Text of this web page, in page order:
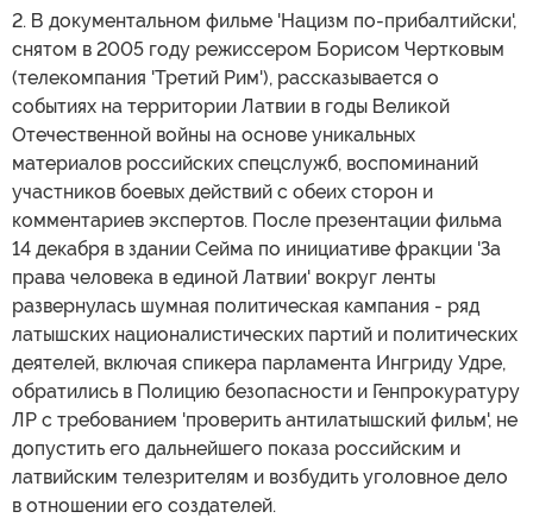
2. В документальном фильме 'Нацизм по-прибалтийски',
снятом в 2005 году режиссером Борисом Чертковым
(телекомпания 'Третий Рим'), рассказывается о
событиях на территории Латвии в годы Великой
Отечественной войны на основе уникальных
материалов российских спецслужб, воспоминаний
участников боевых действий с обеих сторон и
комментариев экспертов. После презентации фильма
14 декабря в здании Сейма по инициативе фракции 'За
права человека в единой Латвии' вокруг ленты
развернулась шумная политическая кампания - ряд
латышских националистических партий и политических
деятелей, включая спикера парламента Ингриду Удре,
обратились в Полицию безопасности и Генпрокуратуру
ЛР с требованием 'проверить антилатышский фильм', не
допустить его дальнейшего показа российским и
латвийским телезрителям и возбудить уголовное дело
в отношении его создателей.